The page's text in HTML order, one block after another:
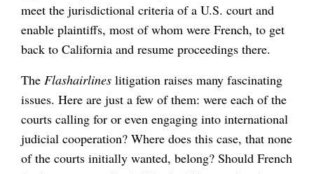
meet the jurisdictional criteria of a U.S. court and
enable plaintiffs, most of whom were French, to get
back to California and resume proceedings there.
The Flashairlines litigation raises many fascinating
issues. Here are just a few of them: were each of the
courts calling for or even engaging into international
judicial cooperation? Where does this case, that none
of the courts initially wanted, belong? Should French